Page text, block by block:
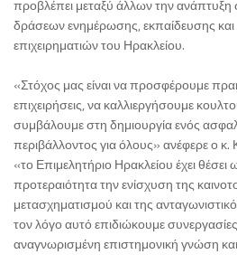
προβλέπει μεταξύ άλλων την ανάπτυξη
δράσεων ενημέρωσης, εκπαίδευσης
επιχειρηματιών του Ηρακλείου.
«Στόχος μας είναι να προσφέρουμε
επιχειρήσεις, να καλλιεργήσουμε
συμβάλουμε στη δημιουργία ενός
περιβάλλοντος για όλους» ανέφερε ο κ.
«το Επιμελητήριο Ηρακλείου έχει θέσει
προτεραιότητα την ενίσχυση της
μετασχηματισμού και της
τον λόγο αυτό επιδιώκουμε
αναγνωρισμένη επιστημονική γνώση και